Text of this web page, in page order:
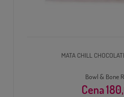
MATA CHILL
Bowl & Bone